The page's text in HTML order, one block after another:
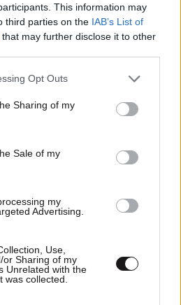
This information may
third parties on the IAB’s List of
that may further disclose it to other
app uses one or more Google
behaviour. You may click to
and its third-party tags to
purposes in below Google
Opt Outs
Sharing of my
Sale of my
my
Advertising.
Use,
or Sharing of my
Unrelated with the
was collected.
από το θανατηφόρο
Η στιγμή που το ΙΧ μπαίνει
Ακαριαία πέθαναν γιος